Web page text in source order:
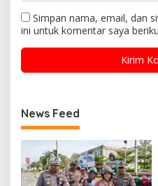
Simpan nama, email, dan
ini untuk komentar saya
News Feed